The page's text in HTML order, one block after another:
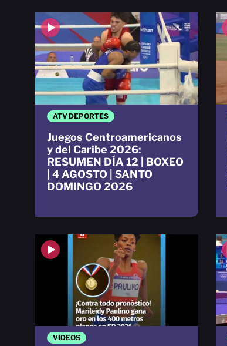
ATV DEPORTES
Juegos Centroamericanos
y del Caribe 2026:
RESUMEN DÍA 12 | BOXEO
| 4 AGOSTO | SANTO
DOMINGO 2026
VIDEOS